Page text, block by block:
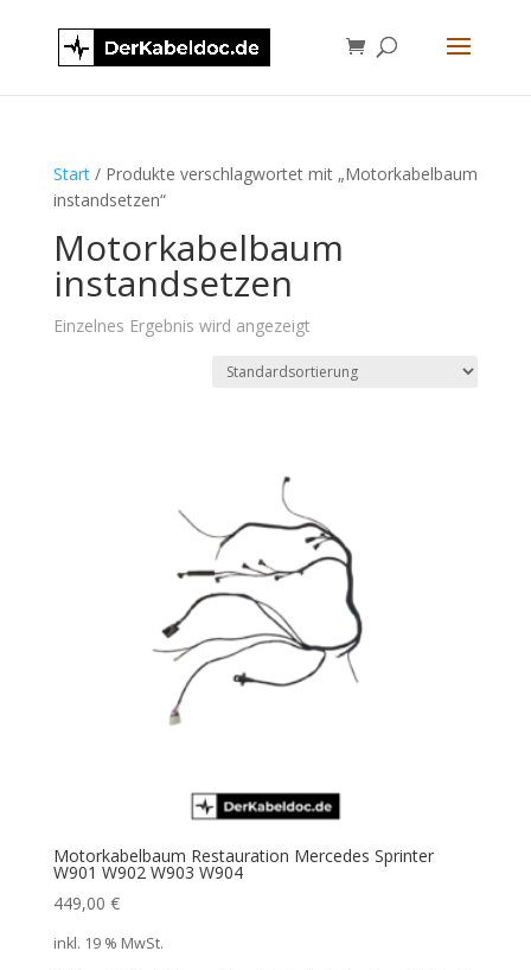
Start/ Produkte verschlagwortet mit „Motorkabelbaum
instandsetzen“
Motorkabelbaum
instandsetzen
Einzelnes Ergebnis wird angezeigt
Motorkabelbaum Restauration Mercedes Sprinter
W901 W902 W903 W904
449,00 €
inkl. 19 % MwSt.